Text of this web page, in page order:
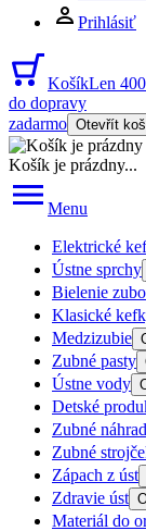
Prihlásiť
KošíkLen
do dopravy
zadarmo Otevřít
Košík je prázdny...
Menu
Elektrické
Ústne sprchy
Bielenie
Klasické
Medzizubie
Zubné pasty
Ústne vody
Detské
Zubné
Zubné
Zápach z úst
Zdravie úst
Materiál do